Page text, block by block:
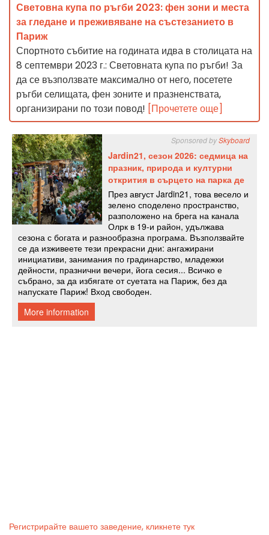
Световна купа по ръгби 2023: фен зони и места
за гледане и преживяване на състезанието в
Париж
Спортното събитие на годината идва в столицата на
8 септември 2023 г.: Световната купа по ръгби! За
да се възползвате максимално от него, посетете
ръгби селищата, фен зоните и празненствата,
организирани по този повод! [Прочетете още]
Регистрирайте вашето заведение, кликнете тук